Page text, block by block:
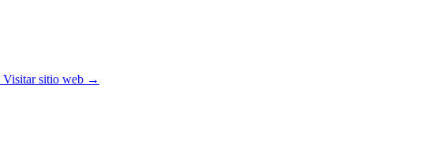
Visitar sitio web →